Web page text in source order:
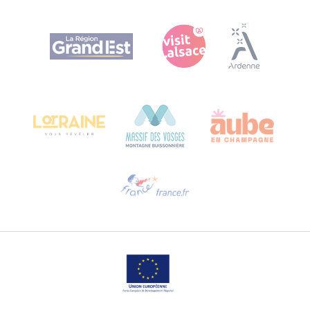
Agence Régionale du Tourisme Grand Est
Bureau de Colmar (hoofdkantoor)
Stuur ons een e-mail